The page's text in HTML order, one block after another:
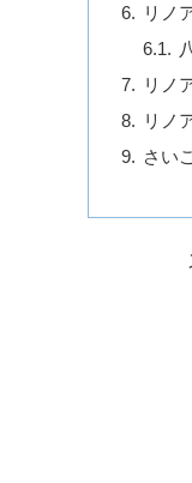
リノ
リノ
リノ
さい